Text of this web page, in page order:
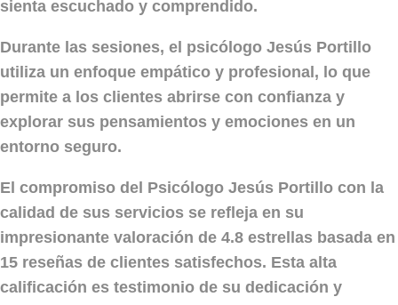
sienta escuchado y comprendido.
Durante las sesiones, el psicólogo Jesús Portillo
utiliza un enfoque empático y profesional, lo que
permite a los clientes abrirse con confianza y
explorar sus pensamientos y emociones en un
entorno seguro.
El compromiso del Psicólogo Jesús Portillo con la
calidad de sus servicios se refleja en su
impresionante valoración de 4.8 estrellas basada en
15 reseñas de clientes satisfechos. Esta alta
calificación es testimonio de su dedicación y